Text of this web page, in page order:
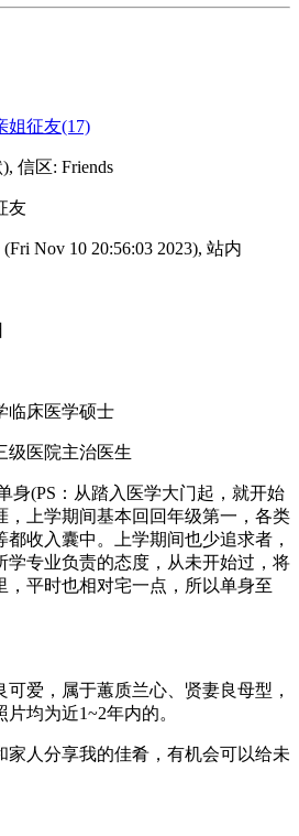
姐征友(17)
信区: Friends
友
Nov 10 20:56:03 2023), 站内
临床医学硕士
级医院主治医生
身(PS：从踏入医学大门起，就开始
，上学期间基本回回年级第一，各类
收入囊中。上学期间也少追求者，
学专业负责的态度，从未开始过，将
，平时也相对宅一点，所以单身至
爱，属于蕙质兰心、贤妻良母型，
均为近1~2年内的。
家人分享我的佳肴，有机会可以给未